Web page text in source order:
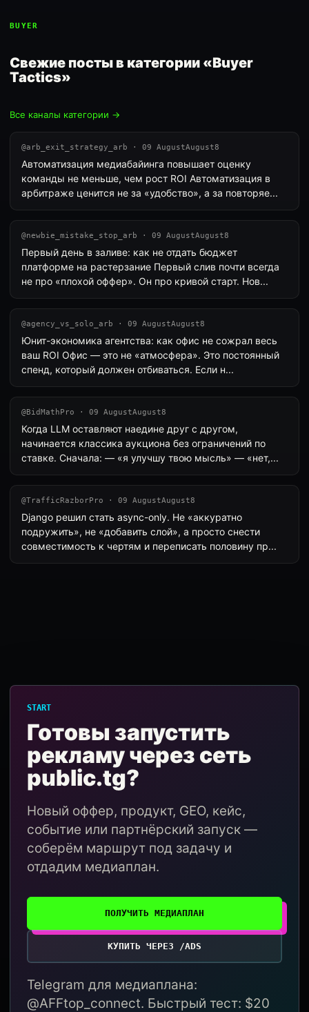
BUYER
Свежие посты в категории «Buyer
Tactics»
Все каналы категории →
@arb_exit_strategy_arb · 09 AugustAugust8
Автоматизация медиабайинга повышает оценку
команды не меньше, чем рост ROI Автоматизация в
арбитраже ценится не за «удобство», а за повторяе...
@newbie_mistake_stop_arb · 09 AugustAugust8
Первый день в заливе: как не отдать бюджет
платформе на растерзание Первый слив почти всегда
не про «плохой оффер». Он про кривой старт. Нов...
@agency_vs_solo_arb · 09 AugustAugust8
Юнит-экономика агентства: как офис не сожрал весь
ваш ROI Офис — это не «атмосфера». Это постоянный
спенд, который должен отбиваться. Если н...
@BidMathPro · 09 AugustAugust8
Когда LLM оставляют наедине друг с другом,
начинается классика аукциона без ограничений по
ставке. Сначала: — «я улучшу твою мысль» — «нет,...
@TrafficRazborPro · 09 AugustAugust8
Django решил стать async-only. Не «аккуратно
подружить», не «добавить слой», а просто снести
совместимость к чертям и переписать половину пр...
START
Готовы запустить
рекламу через сеть
public.tg?
Новый оффер, продукт, GEO, кейс,
событие или партнёрский запуск —
соберём маршрут под задачу и
отдадим медиаплан.
ПОЛУЧИТЬ МЕДИАПЛАН
КУПИТЬ ЧЕРЕЗ /ADS
Telegram для медиаплана:
@AFFtop_connect. Быстрый тест: $20